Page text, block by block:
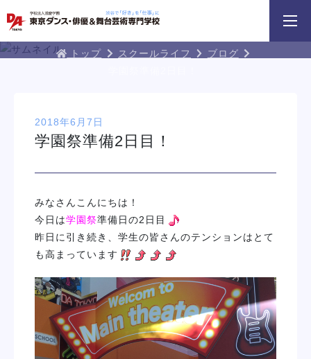
学科・専攻 資料請求 オープンキャンパス
DA TOKYOブログ
トップ スクールライフ
ブログ
2018年6月7日
学園祭準備2日目！
みなさんこんにちは！
今日は学園祭準備日の2日目
昨日に引き続き、学生の皆さんのテンションはとて
も高まっています
イベント一覧を見る
学校紹介